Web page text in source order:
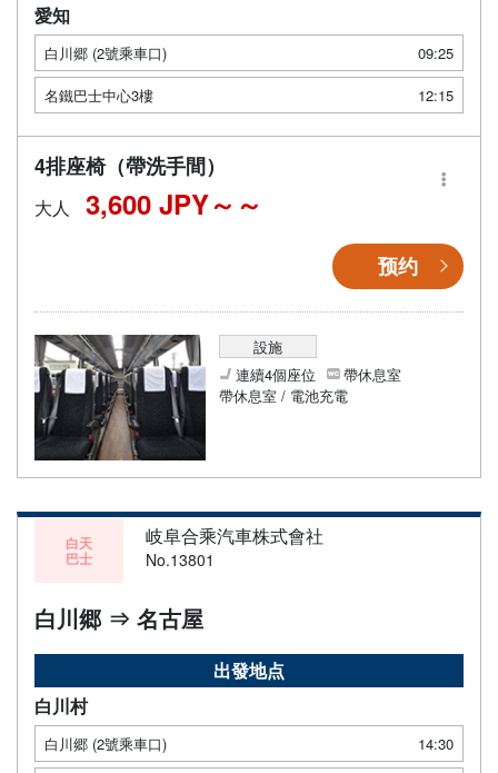
愛知
白川郷 (2號乘車口)
09:25
名鐵巴士中心3樓
12:15
4排座椅（帶洗手間）
大人 3,600 JPY～
预约
設施
連續4個座位
帶休息室
帶休息室 / 電池充電
白天
巴士
岐阜合乘汽車株式會社
No.13801
白川郷 ⇒ 名古屋
出發地点
白川村
白川郷 (2號乘車口)
14:30